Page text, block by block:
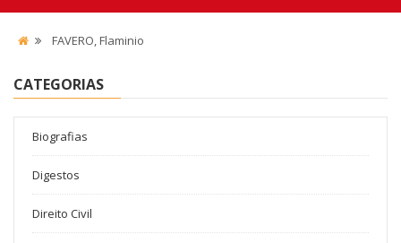
FAVERO, Flaminio
CATEGORIAS
Biografias
Digestos
Direito Civil